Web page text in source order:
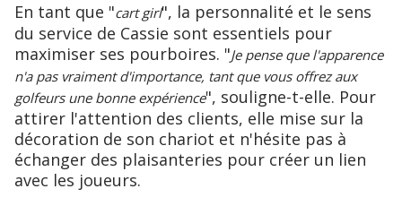
En tant que "cart girl", la personnalité et le sens
du service de Cassie sont essentiels pour
maximiser ses pourboires. "Je pense que l'apparence
n'a pas vraiment d'importance, tant que vous offrez aux
golfeurs une bonne expérience", souligne-t-elle. Pour
attirer l'attention des clients, elle mise sur la
décoration de son chariot et n'hésite pas à
échanger des plaisanteries pour créer un lien
avec les joueurs.